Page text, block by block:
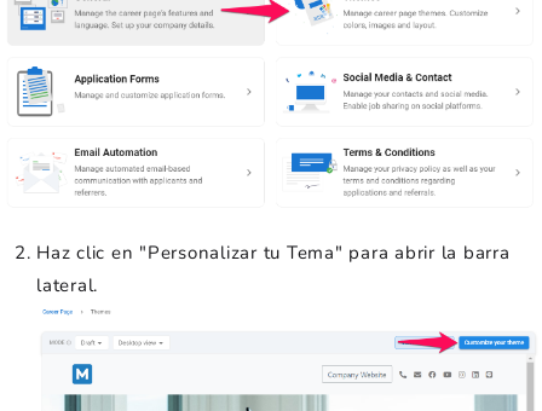
Haz clic en "Personalizar tu Tema" para abrir la barra
lateral.